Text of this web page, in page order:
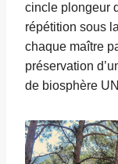
cincle plongeur
répétition sous
chaque maître
préservation
de biosphère